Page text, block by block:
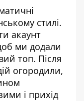
стилі.
акаунт
ми додали
топ. Після
огородили,
і прихід